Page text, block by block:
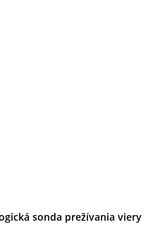
sonda prežívania viery